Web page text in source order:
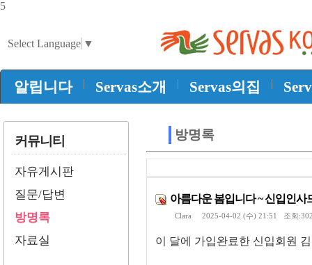
5
Select Language ▼
알립니다 | Servas소개 | Servas의집 |
커뮤니티
자유게시판
질문/답변
방명록
자료실
방명록
아름다운 봄입니다 ~ 신입인사
Clara 2025-04-02 (수) 21:51 조회
이 달에 가입완료한 신입회원